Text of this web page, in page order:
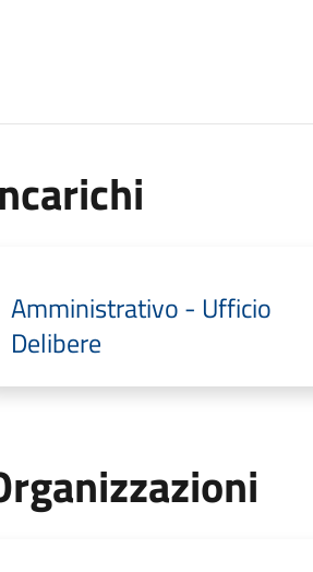
Amministrativo - Ufficio
Delibere